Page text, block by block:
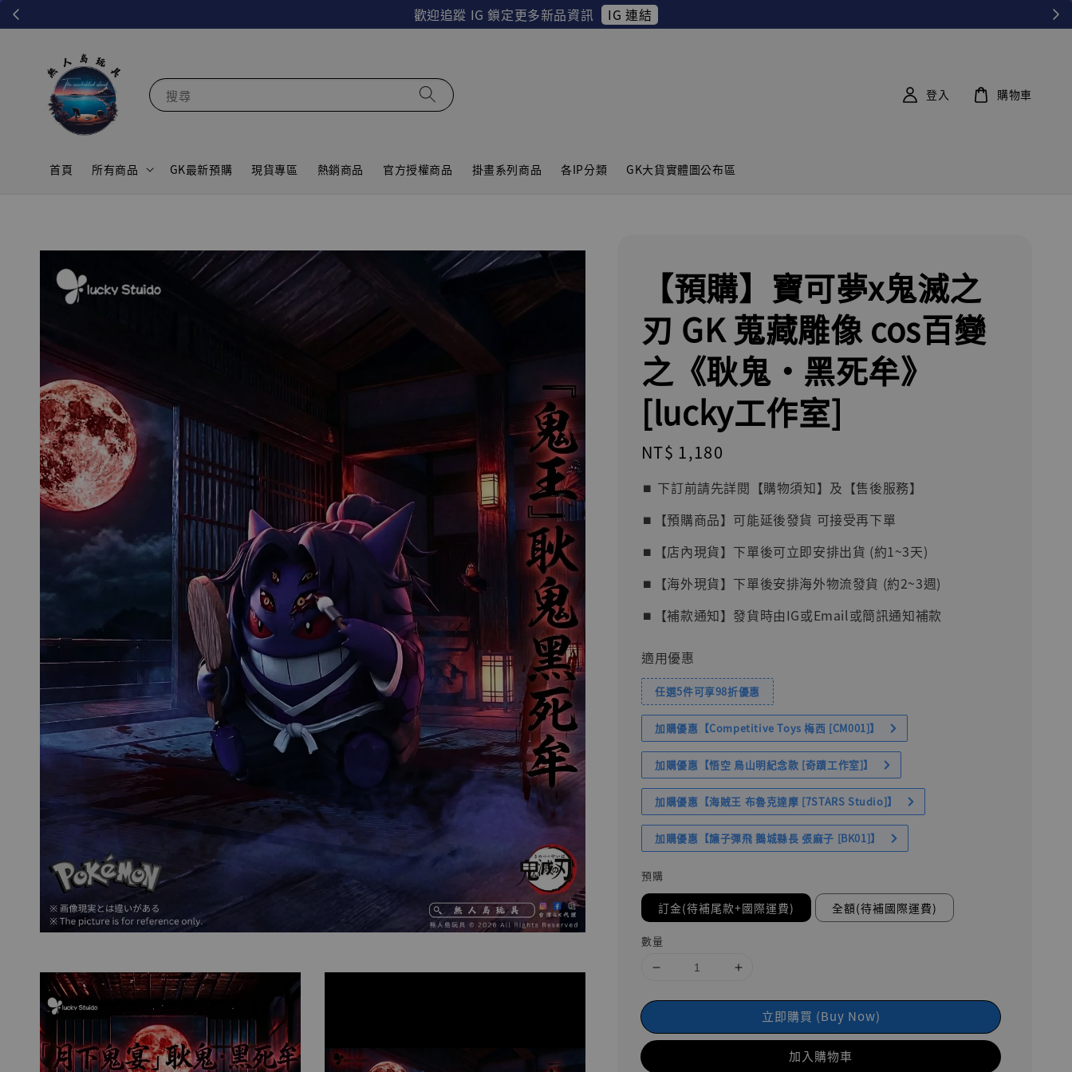
歡迎追蹤 IG 鎖定更多新品資訊 IG 連結
搜尋
首頁 所有商品 GK最新預購 現貨專區 熱銷商品 官方授權商品 掛畫系列商品 各IP分類 GK大貨實體圖公布區
登入 購物車
【預購】寶可夢x鬼滅之
刃 GK 蒐藏雕像 cos百變
之《耿鬼・黑死牟》
[lucky工作室]
Regular
price
NT$ 1,180
⏹︎ 下訂前請先詳閱【購物須知】及【售後服務】
⏹︎【預購商品】可能延後發貨 可接受再下單
⏹︎【店內現貨】下單後可立即安排出貨 (約1~3天)
⏹︎【海外現貨】下單後安排海外物流發貨 (約2~3週)
⏹︎【補款通知】發貨時由IG或Email或簡訊通知補款
適用優惠
任選5件可享98折優惠
加購優惠【Competitive Toys 梅西 [CM001]】
加購優惠【悟空 鳥山明紀念款 [奇蹟工作室]】
加購優惠【海賊王 布魯克達摩 [7STARS Studio]】
加購優惠【讓子彈飛 鵝城縣長 張麻子 [BK01]】
預購
訂金(待補尾款+國際運費) 全額(待補國際運費)
數量
立即購買 (Buy Now)
加入購物車